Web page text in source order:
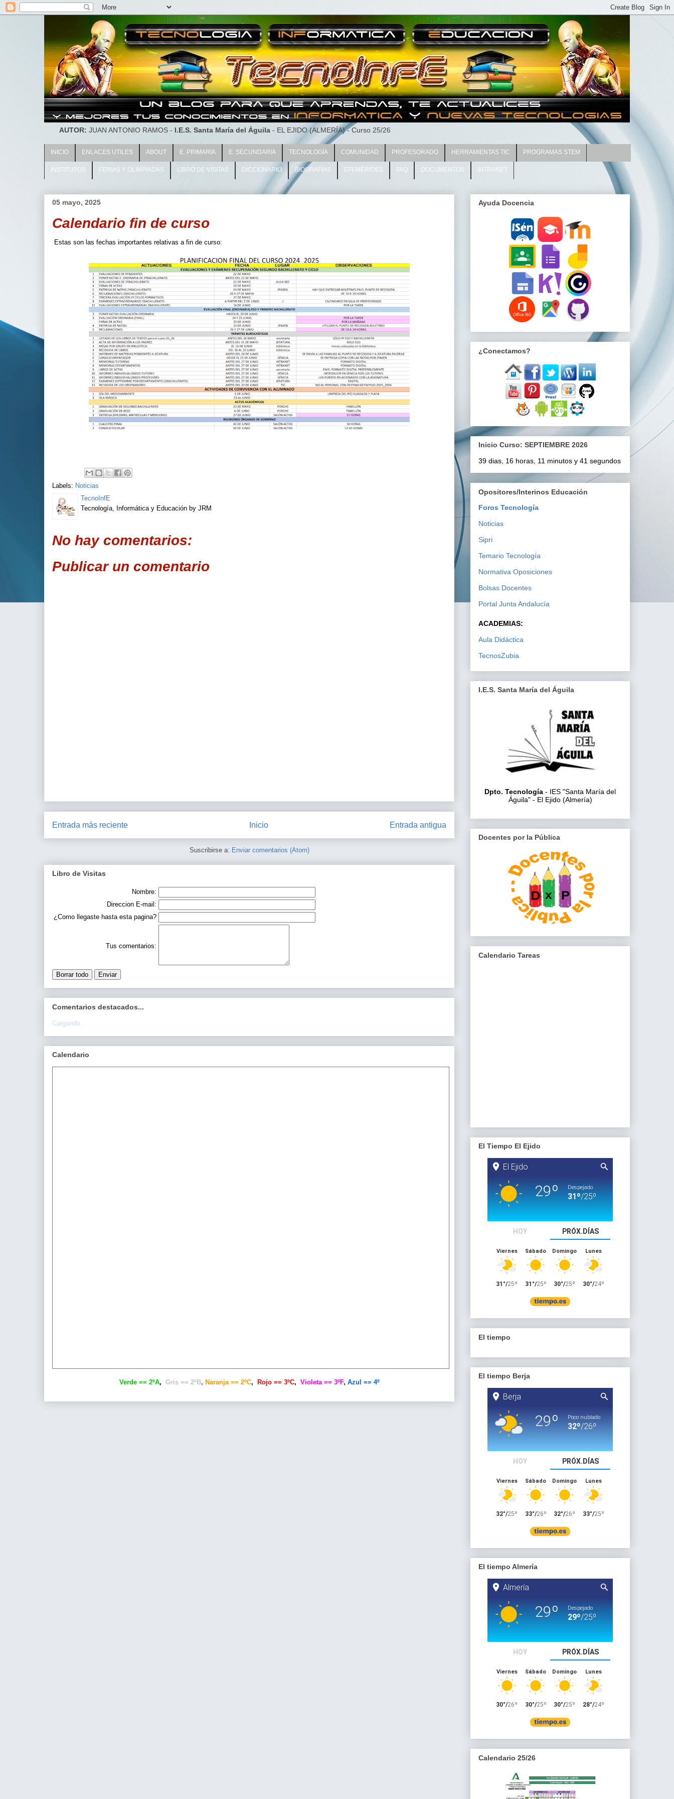
AUTOR: JUAN ANTONIO RAMOS - I.E.S. Santa María del Águila - EL EJIDO (ALMERÍA) - Curso 25/26
INICIO ENLACES UTILES ABOUT E. PRIMARIA E. SECUNDARIA TECNOLOGÍA COMUNIDAD PROFESORADO HERRAMIENTAS TIC PROGRAMAS STEM
INSTITUTOS FERIAS Y OLIMPIADAS LIBRO DE VISITAS DICCIONARIO BIOGRAFÍAS EFEMÉRIDES FAQ DOCUMENTOS INTRANET
05 mayo, 2025
Calendario fin de curso
Estas son las fechas importantes relativas a fin de curso:
Labels: Noticias
TecnoInfE
Tecnología, Informática y Educación by JRM
No hay comentarios:
Publicar un comentario
Entrada más reciente Entrada antigua
Inicio
Suscribirse a: Enviar comentarios (Atom)
Libro de Visitas
Nombre:
Direccion E-mail:
¿Como llegaste hasta esta pagina?
Tus comentarios:
Comentarios destacados...
Cargando...
Calendario
Verde == 2ºA, Gris == 2ºB, Naranja == 2ºC, Rojo == 3ºC, Violeta == 3ºF, Azul == 4º
Ayuda Docencia
¿Conectamos?
Inicio Curso: SEPTIEMBRE 2026
39 dias, 16 horas, 11 minutos y 40 segundos
Opositores/Interinos Educación
Foros Tecnología
Noticias
Sipri
Temario Tecnología
Normativa Oposiciones
Bolsas Docentes
Portal Junta Andalucía
ACADEMIAS:
Aula Didáctica
TecnosZubia
I.E.S. Santa María del Águila
Dpto. Tecnología - IES "Santa María del
Águila" - El Ejido (Almería)
Docentes por la Pública
Calendario Tareas
El Tiempo El Ejido
El tiempo
El tiempo Berja
El tiempo Almería
Calendario 25/26